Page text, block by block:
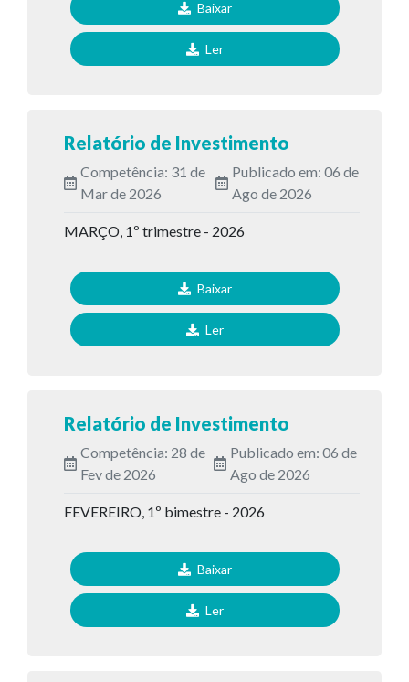
Baixar
Ler
Relatório de Investimento
Competência: 31 de
Mar de 2026
Publicado em: 06 de
Ago de 2026
MARÇO, 1º trimestre - 2026
Baixar
Ler
Relatório de Investimento
Competência: 28 de
Fev de 2026
Publicado em: 06 de
Ago de 2026
FEVEREIRO, 1º bimestre - 2026
Baixar
Ler